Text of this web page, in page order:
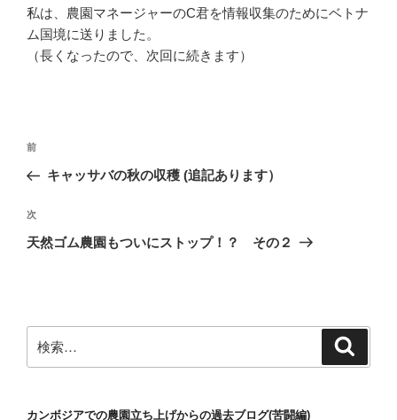
私は、農園マネージャーのC君を情報収集のためにベトナ
ム国境に送りました。
（長くなったので、次回に続きます）
投
ナ
ビ
ゲ
ン
前
の
稿
前
キャッサバの秋の収穫 (追記あります）
次
の
次
天然ゴム農園もついにストップ！？ その２
索:
カンボジアでの農園立ち上げからの過去ブログ(苦闘編)